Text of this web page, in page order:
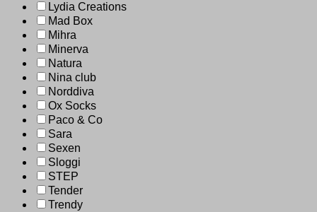
Lydia Creations
Mad Box
Mihra
Minerva
Natura
Nina club
Norddiva
Ox Socks
Paco & Co
Sara
Sexen
Sloggi
STEP
Tender
Trendy